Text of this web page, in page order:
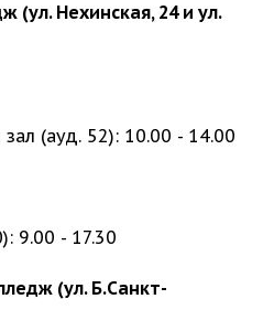
(ул. Нехинская, 24 и ул.
(ауд. 52): 10.00 - 14.00
9.00 - 17.30
(ул. Б.Санкт-